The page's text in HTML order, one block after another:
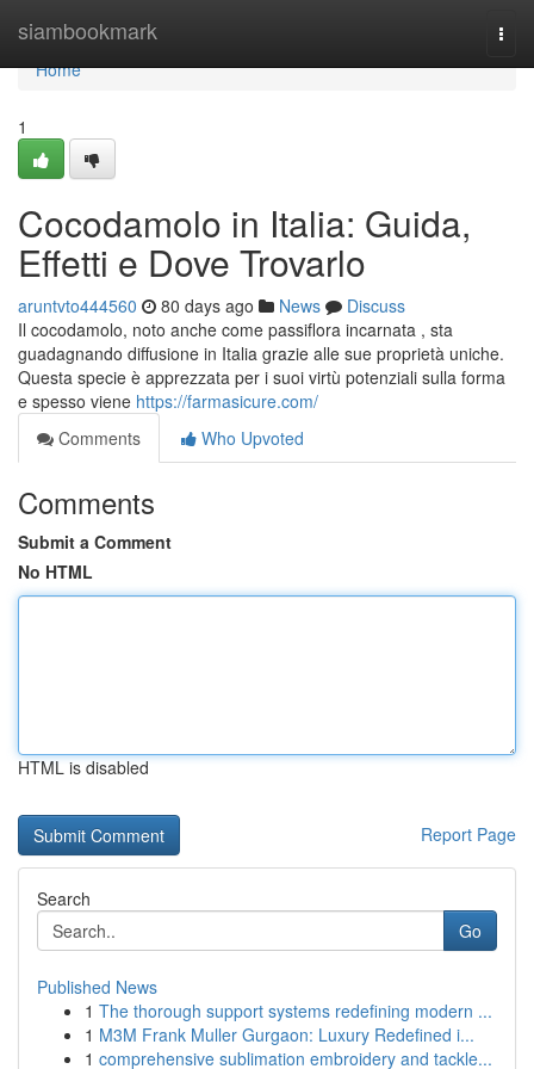
siambookmark
Home
Home
1
Cocodamolo in Italia: Guida,
Effetti e Dove Trovarlo
aruntvto444560 80 days ago News
Discuss
Il cocodamolo, noto anche come passiflora incarnata , sta
guadagnando diffusione in Italia grazie alle sue proprietà uniche.
Questa specie è apprezzata per i suoi virtù potenziali sulla forma
e spesso viene https://farmasicure.com/
Comments
Who Upvoted
Comments
Submit a Comment
No HTML
HTML is disabled
Report Page
Search
Go
Published News
1 The thorough support systems redefining modern ...
1 M3M Frank Muller Gurgaon: Luxury Redefined i...
1 comprehensive sublimation embroidery and tackle...